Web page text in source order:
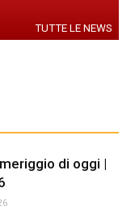
TUTTE LE NEWS
di oggi |